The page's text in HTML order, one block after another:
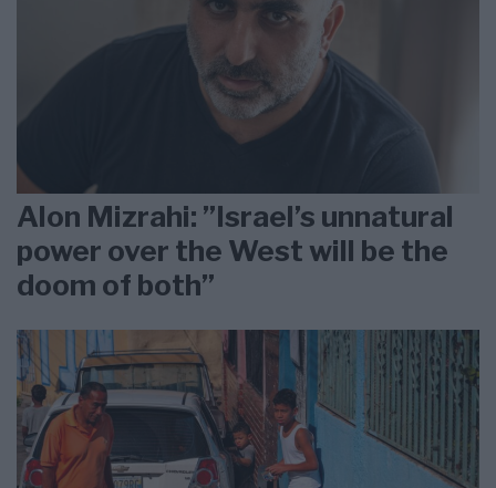
Alon Mizrahi: ”Israel’s unnatural
power over the West will be the
doom of both”